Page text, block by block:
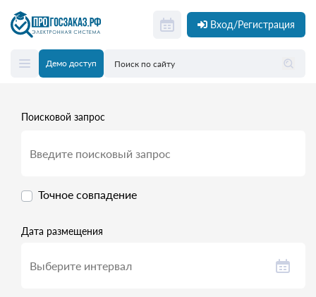
Вход/Регистрация
Демо доступ
Поисковой запрос
Точное совпадение
Дата размещения